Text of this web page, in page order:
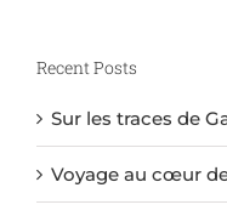
Recent Posts
Sur les traces de
Voyage au cœur